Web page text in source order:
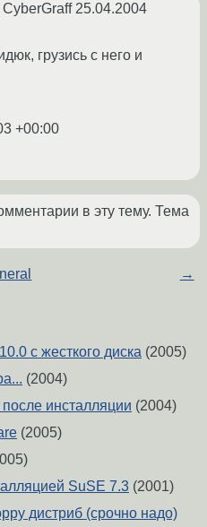
CyberGraff25.04.2004
грузись с него и
+00:00
в эту тему. Тема
→
с жесткого диска (2005)
(2004)
инсталляции (2004)
(2005)
SuSE 7.3 (2001)
дистриб (срочно надо)